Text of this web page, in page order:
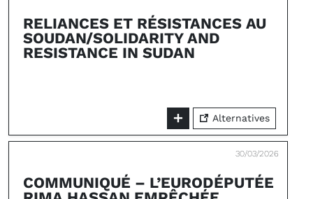
RELIANCES ET RÉSISTANCES AU
SOUDAN/SOLIDARITY AND
RESISTANCE IN SUDAN
Alternatives
30/03/2026
COMMUNIQUÉ – L’EURODÉPUTÉE